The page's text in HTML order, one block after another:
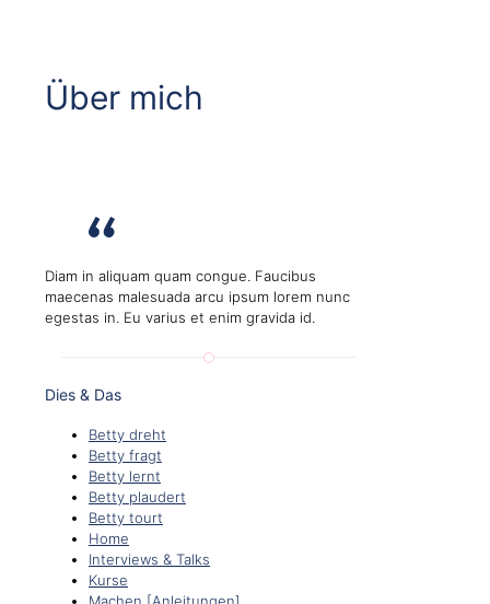
Über mich
Diam in aliquam quam congue. Faucibus
maecenas malesuada arcu ipsum lorem nunc
egestas in. Eu varius et enim gravida id.
Dies & Das
Betty dreht
Betty fragt
Betty lernt
Betty plaudert
Betty tourt
Home
Interviews & Talks
Kurse